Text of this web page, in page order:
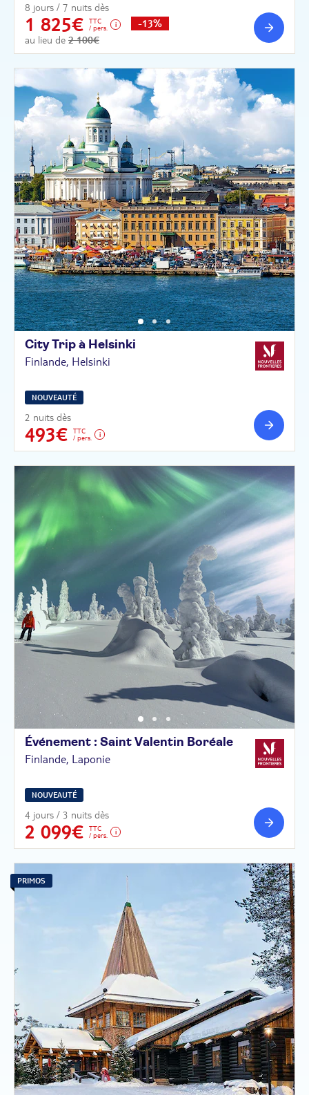
8 jours / 7 nuits dès
1 825€
TTC
/ pers.
au lieu de 2 100€
-13%
City Trip à Helsinki
Finlande, Helsinki
NOUVEAUTÉ
2 nuits dès
493€
TTC
/ pers.
Événement : Saint Valentin Boréale
Finlande, Laponie
NOUVEAUTÉ
4 jours / 3 nuits dès
2 099€
TTC
/ pers.
PRIMOS